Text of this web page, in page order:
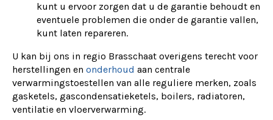
kunt u ervoor zorgen dat u de garantie behoudt en
eventuele problemen die onder de garantie vallen,
kunt laten repareren.
U kan bij ons in regio Brasschaat overigens terecht voor
herstellingen en onderhoud aan centrale
verwarmingstoestellen van alle reguliere merken, zoals
gasketels, gascondensatieketels, boilers, radiatoren,
ventilatie en vloerverwarming.